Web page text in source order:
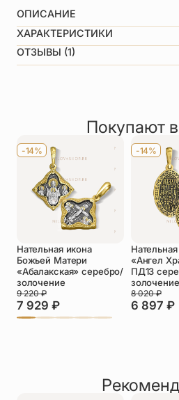
ОПИСАНИЕ
Размеры вертикаль/горизонталь:
Техника изготовления:литьё,
ХАРАКТЕРИСТИКИ
Вид металлаСеребро 925 пробы
ОТЗЫВЫ (1)
Оставить
Телефон
Отзыв*
Прикрепить фото
Покупают
-14%
Нательная икона
Божьей Матери
«Абалакская» серебро/
золочение
7 929 ₽
9 220₽
-14%
«Ангел
ПД13
золочение
6 897 ₽
8 020₽